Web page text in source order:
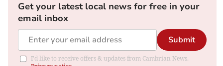
Get your latest local news for free in your
email inbox
Submit
I'd like to receive offers & updates from Cambrian News.